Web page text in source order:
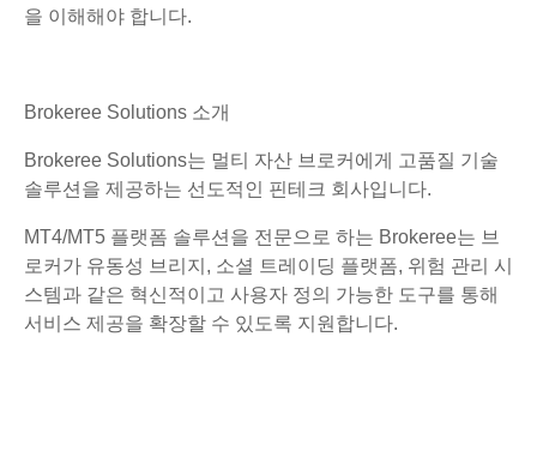
을 이해해야 합니다.
Brokeree Solutions 소개
Brokeree Solutions는 멀티 자산 브로커에게 고품질 기술
솔루션을 제공하는 선도적인 핀테크 회사입니다.
MT4/MT5 플랫폼 솔루션을 전문으로 하는 Brokeree는 브
로커가 유동성 브리지, 소셜 트레이딩 플랫폼, 위험 관리 시
스템과 같은 혁신적이고 사용자 정의 가능한 도구를 통해
서비스 제공을 확장할 수 있도록 지원합니다.